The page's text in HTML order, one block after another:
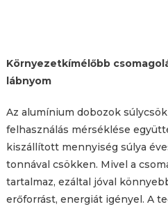
Környezetkímélőbb
lábnyom
Az alumínium dobozok
felhasználás mérséklése
kiszállított mennyiség súlya
tonnával csökken. Mivel a
tartalmaz, ezáltal jóval
erőforrást, energiát igényel. A